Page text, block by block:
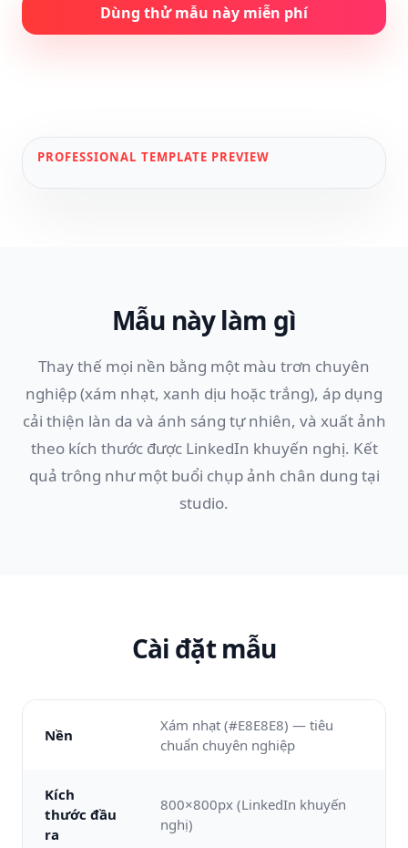
Dùng thử mẫu này miễn phí
PROFESSIONAL TEMPLATE PREVIEW
Mẫu này làm gì
Thay thế mọi nền bằng một màu trơn chuyên
nghiệp (xám nhạt, xanh dịu hoặc trắng), áp dụng
cải thiện làn da và ánh sáng tự nhiên, và xuất ảnh
theo kích thước được LinkedIn khuyến nghị. Kết
quả trông như một buổi chụp ảnh chân dung tại
studio.
Cài đặt mẫu
Nền
Xám nhạt (#E8E8E8) — tiêu
chuẩn chuyên nghiệp
Kích
thước đầu
ra
800×800px (LinkedIn khuyến
nghị)